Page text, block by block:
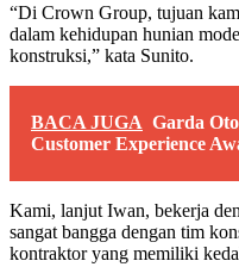
“Di Crown Group, tujuan
dalam kehidupan hunian
konstruksi,” kata Sunito.
BACA JUGA Garda
Customer Experience
Kami, lanjut Iwan, bekerja
sangat bangga dengan tim
kontraktor yang memiliki